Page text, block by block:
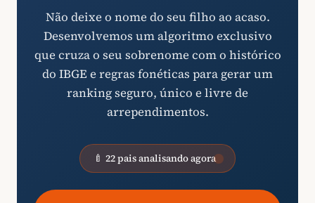
Não deixe o nome do seu filho ao acaso.
Desenvolvemos um algoritmo exclusivo
que cruza o seu sobrenome com o histórico
do IBGE e regras fonéticas para gerar um
ranking seguro, único e livre de
arrependimentos.
🍼 22 pais analisando agora